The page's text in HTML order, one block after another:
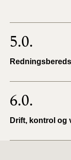
5.0.
6.0.
Drift, kontrol og